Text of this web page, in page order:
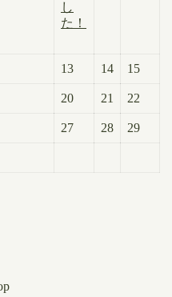
し
た！
13 14 15
20 21 22
27 28 29